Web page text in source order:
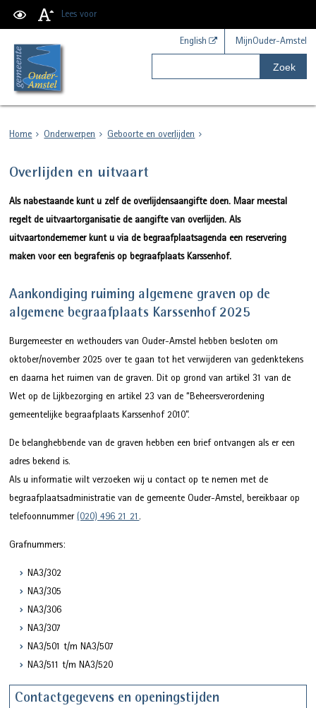
Lees voor
English MijnOuder-Amstel
Zoek
Home Onderwerpen Geboorte en overlijden
Overlijden en uitvaart
Als nabestaande kunt u zelf de overlijdensaangifte doen. Maar meestal
regelt de uitvaartorganisatie de aangifte van overlijden. Als
uitvaartondernemer kunt u via de begraafplaatsagenda een reservering
maken voor een begrafenis op begraafplaats Karssenhof.
Aankondiging ruiming algemene graven op de
algemene begraafplaats Karssenhof 2025
Burgemeester en wethouders van Ouder-Amstel hebben besloten om
oktober/november 2025 over te gaan tot het verwijderen van gedenktekens
en daarna het ruimen van de graven. Dit op grond van artikel 31 van de
Wet op de Lijkbezorging en artikel 23 van de “Beheersverordening
gemeentelijke begraafplaats Karssenhof 2010”.
De belanghebbende van de graven hebben een brief ontvangen als er een
adres bekend is.
Als u informatie wilt verzoeken wij u contact op te nemen met de
begraafplaatsadministratie van de gemeente Ouder-Amstel, bereikbaar op
telefoonnummer(020) 496 21 21.
Grafnummers:
NA3/302
NA3/305
NA3/306
NA3/307
NA3/501 t/m NA3/507
NA3/511 t/m NA3/520
Contactgegevens en openingstijden